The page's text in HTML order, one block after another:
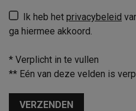
Ik heb het privacybeleid
ga hiermee akkoord.
* Verplicht in te vullen
** Eén van deze velden is
VERZENDEN